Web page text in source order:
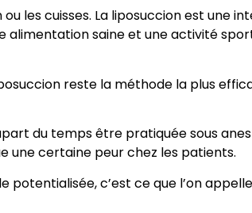
les cuisses. La liposuccion est une
alimentation saine et une activité
reste la méthode la plus
du temps être pratiquée sous
une certaine peur chez les patients.
c’est ce que l’on